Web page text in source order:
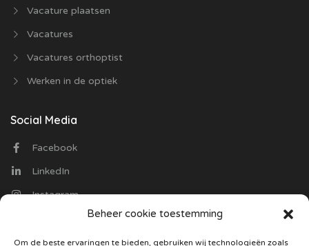
Beheer cookie toestemming
Om de beste ervaringen te bieden, gebruiken wij technologieën zoals
Vacature plaatsen
Vacatures
Vacatures orthoptist
Werken in de optiek
Social Media
Facebook
LinkedIn
Instagram